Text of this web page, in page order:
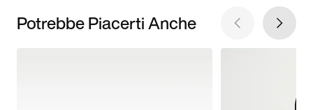
Potrebbe Piacerti Anche